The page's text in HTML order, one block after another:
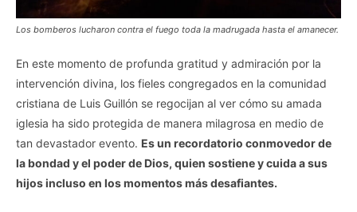
Los bomberos lucharon contra el fuego toda la madrugada hasta el amanecer.
En este momento de profunda gratitud y admiración por la
intervención divina, los fieles congregados en la comunidad
cristiana de Luis Guillón se regocijan al ver cómo su amada
iglesia ha sido protegida de manera milagrosa en medio de
tan devastador evento. Es un recordatorio conmovedor de
la bondad y el poder de Dios, quien sostiene y cuida a sus
hijos incluso en los momentos más desafiantes.